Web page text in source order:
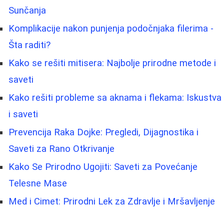
Sunčanja
Komplikacije nakon punjenja podočnjaka filerima -
Šta raditi?
Kako se rešiti mitisera: Najbolje prirodne metode i
saveti
Kako rešiti probleme sa aknama i flekama: Iskustva
i saveti
Prevencija Raka Dojke: Pregledi, Dijagnostika i
Saveti za Rano Otkrivanje
Kako Se Prirodno Ugojiti: Saveti za Povećanje
Telesne Mase
Med i Cimet: Prirodni Lek za Zdravlje i Mršavljenje